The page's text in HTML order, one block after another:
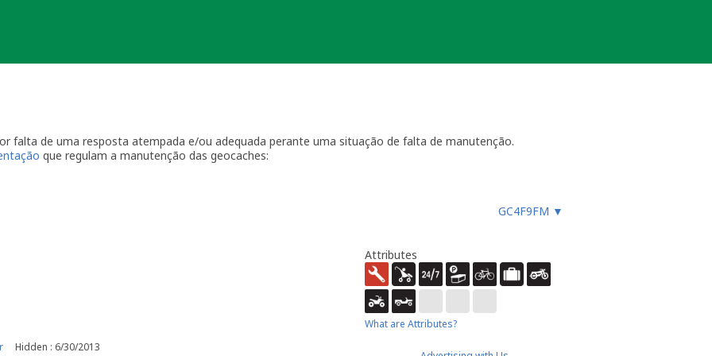
falta de uma resposta atempada e/ou adequada perante uma situação de falta de manutenção.
que regulam a manutenção das geocaches:
com a geocache (desaparecimento, estrago, humidade/infiltrações, etc.), ou faz um registo
temporariamente a sua geocache para que os outros saibam que não devem procurar a
o problema. É-lhe concedido um período razoável de tempo -
sua geocache. Se a geocache não estiver a receber a manutenção necessária ou estiver
um longo período de tempo, poderemos arquivar a página da geocache.
por favor recolha-o a fim de evitar que se torne lixo (geolitter).
de manutenção a sua geocache não poderá ser desarquivada. Caso submeta uma nova será tido em
GC4F9FM ▼
Hidden : 6/30/2013
Attributes
What are Attributes?